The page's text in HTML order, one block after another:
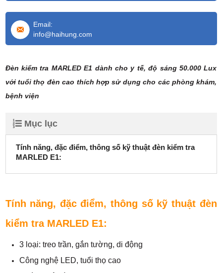
Email:
info@haihung.com
Đèn kiểm tra MARLED E1 dành cho y tế, độ sáng 50.000 Lux
với tuổi thọ đèn cao thích hợp sử dụng cho các phòng khám,
bệnh viện
Mục lục
Tính năng, đặc điểm, thông số kỹ thuật đèn kiểm tra
MARLED E1:
Tính năng, đặc điểm, thông số kỹ thuật đèn
kiểm tra MARLED E1:
3 loại: treo trần, gắn tường, di động
Công nghệ LED, tuổi thọ cao